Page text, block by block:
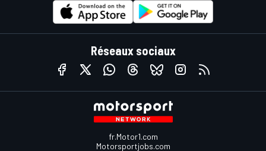
Réseaux sociaux
fr.Motor1.com
Motorsportjobs.com